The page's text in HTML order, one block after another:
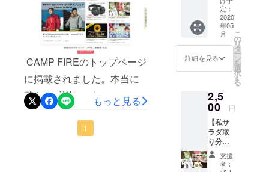
たのも、ひとえに皆様のお
かげです。本当に金額以上
のものを学ばせていただい
たなと思います。ありがと
うございます。さて、現在
の支援額は88万6500円と
回のように不正利用の可能
く物を作ってはいました
が、パッケージデザインだ
けは、伸び代があるなあと
感じており、今より作品の
内容が知れて、より手元に
置きたくなるようなデザイ
ンにするために外注するこ
とにしました。そのデザイ
CAMP FIREのトップページ
に掲載されました。本当に
驚きと感謝しかないで
す。 この金額は、何かしら
の形でみなさんに必ず還元
もっと見る
1
いし、
いらな
いけど
スイタ
氏をた
だ応援
してく
ださる
のプラ
ンで
す。 ス
イタ氏
がめ
ちゃく
ちゃ感
謝しま
定：
2020
年05
月
詳細を見る
こ
の
リ
タ
ー
ン
を
選
択
す
る
2,5
00 円
【私サ
ラダ取
り分け
るね/基
本プラ
支援
者：